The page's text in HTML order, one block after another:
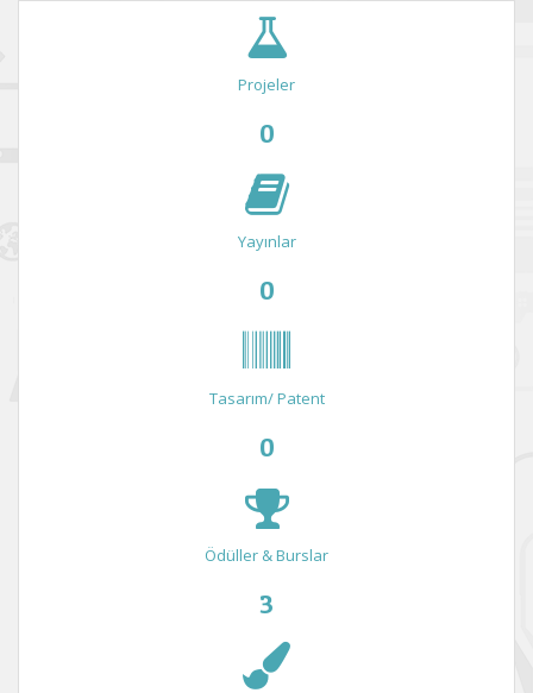
Projeler
0
Yayınlar
0
Tasarım/ Patent
0
Ödüller & Burslar
3